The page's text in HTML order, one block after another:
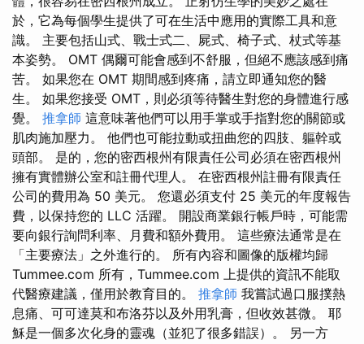
於，它為每個學生提供了可在生活中應用的實際工具和意
識。 主要包括山式、戰士式二、屍式、椅子式、杖式等基
本姿勢。 OMT 偶爾可能會感到不舒服，但絕不應該感到痛
苦。 如果您在 OMT 期間感到疼痛，請立即通知您的醫
生。 如果您接受 OMT，則必須等待醫生對您的身體進行感
覺。 推拿師 這意味著他們可以用手掌或手指對您的關節或
肌肉施加壓力。 他們也可能拉動或扭曲您的四肢、軀幹或
頭部。 是的，您的密西根州有限責任公司必須在密西根州
擁有實體辦公室和註冊代理人。 在密西根州註冊有限責任
公司的費用為 50 美元。 您還必須支付 25 美元的年度報告
費，以保持您的 LLC 活躍。 開設商業銀行帳戶時，可能需
要向銀行詢問利率、月費和額外費用。 這些療法通常是在
「主要療法」之外進行的。 所有內容和圖像的版權均歸
Tummee.com 所有，Tummee.com 上提供的資訊不能取
代醫療建議，僅用於教育目的。 推拿師 我嘗試過口服撲熱
息痛、可可達莫和布洛芬以及外用乳膏，但收效甚微。 耶
穌是一個多次化身的靈魂（並犯了很多錯誤）。 另一方